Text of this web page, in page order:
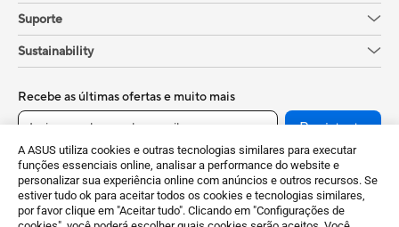
A ASUS utiliza cookies e outras tecnologias similares para executar
funções essenciais online, analisar a performance do website e
personalizar sua experiência online com anúncios e outros recursos. Se
estiver tudo ok para aceitar todos os cookies e tecnologias similares,
por favor clique em "Aceitar tudo". Clicando em "Configurações de
Suporte
Sustainability
Recebe as últimas ofertas e muito mais
Regista-te